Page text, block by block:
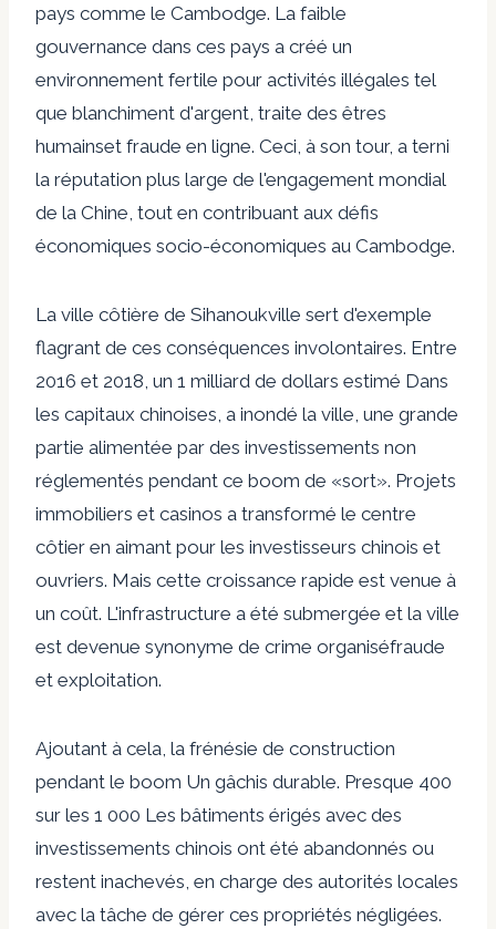
pays comme le Cambodge. La faible
gouvernance dans ces pays a créé un
environnement fertile pour activités illégales tel
que blanchiment d'argent traite des êtres
humainset fraude en ligne. Ceci, à son tour, a terni
la réputation plus large de l'engagement mondial
de la Chine, tout en contribuant aux défis
économiques socio-économiques au Cambodge.
La ville côtière de Sihanoukville sert d'exemple
flagrant de ces conséquences involontaires. Entre
2016 et 2018, un 1 milliard de dollars estimé Dans
les capitaux chinoises, a inondé la ville, une grande
partie alimentée par des investissements non
réglementés pendant ce boom de «sort». Projets
immobiliers et casinos a transformé le centre
côtier en aimant pour les investisseurs chinois et
ouvriers. Mais cette croissance rapide est venue à
un coût. L'infrastructure a été submergée et la ville
est devenue synonyme de crime organiséfraude
et exploitation.
Ajoutant à cela, la frénésie de construction
pendant le boom Un gâchis durable. Presque 400
sur les 1 000 Les bâtiments érigés avec des
investissements chinois ont été abandonnés ou
restent inachevés, en charge des autorités locales
avec la tâche de gérer ces propriétés négligées.